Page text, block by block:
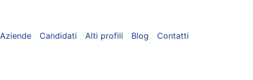
Aziende Candidati Alti profili Blog Contatti